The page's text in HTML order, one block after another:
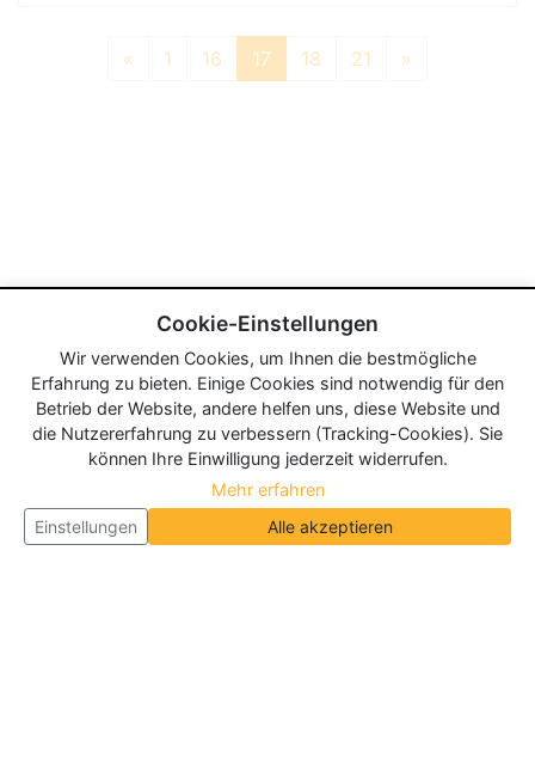
« 1 16 17 18 21 »
Cookie-Einstellungen
Wir verwenden Cookies, um Ihnen die bestmögliche
Erfahrung zu bieten. Einige Cookies sind notwendig für den
Betrieb der Website, andere helfen uns, diese Website und
die Nutzererfahrung zu verbessern (Tracking-Cookies). Sie
können Ihre Einwilligung jederzeit widerrufen.
Mehr erfahren
Einstellungen
Alle akzeptieren